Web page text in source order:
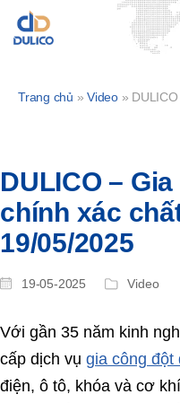
TNHH
Trang chủ »Video» DULICO –
DULICO –
chính xác
19/05/2025
19-05-2025 Video
Với gần 35 năm kinh
cấp dịch vụ gia công đột
điện, ô tô, khóa và cơ